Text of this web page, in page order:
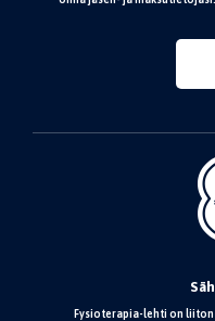
Fysioterapia-lehti on liiton